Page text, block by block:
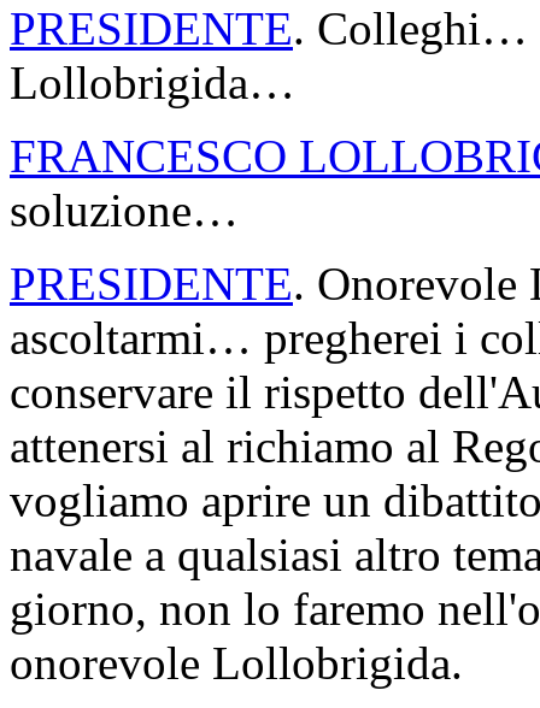
PRESIDENTE. Colleghi…
Lollobrigida…
FRANCESCO
soluzione…
PRESIDENTE. Onorevole
ascoltarmi… pregherei i
conservare il rispetto
attenersi al richiamo al
vogliamo aprire un
navale a qualsiasi altro
giorno, non lo faremo
onorevole Lollobrigida.